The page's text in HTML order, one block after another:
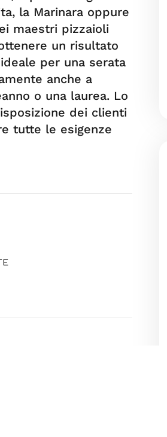
la Marinara oppure
maestri pizzaioli
un risultato
per una serata
anche a
o una laurea. Lo
dei clienti
tutte le esigenze